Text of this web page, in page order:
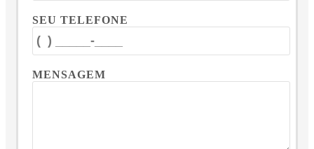
SEU TELEFONE
MENSAGEM